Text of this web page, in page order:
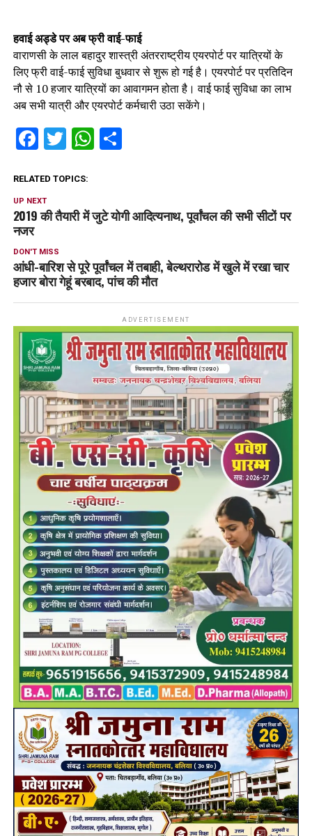
हवाई अड्डे पर अब फ्री वाई-फाई
वाराणसी के लाल बहादुर शास्त्री अंतरराष्ट्रीय एयरपोर्ट पर यात्रियों के
लिए फ्री वाई-फाई सुविधा बुधवार से शुरू हो गई है। एयरपोर्ट पर प्रतिदिन
नौ से 10 हजार यात्रियों का आवागमन होता है। वाई फाई सुविधा का लाभ
अब सभी यात्री और एयरपोर्ट कर्मचारी उठा सकेंगे।
Facebook
TwitterWhatsApp
Share
RELATED TOPICS:
UP NEXT
2019 की तैयारी में जुटे योगी आदित्यनाथ, पूर्वांचल की सभी सीटों पर
नजर
DON'T MISS
आंधी-बारिश से पूरे पूर्वांचल में तबाही, बेल्थरारोड में खुले में रखा चार
हजार बोरा गेहूं बरबाद, पांच की मौत
ADVERTISEMENT